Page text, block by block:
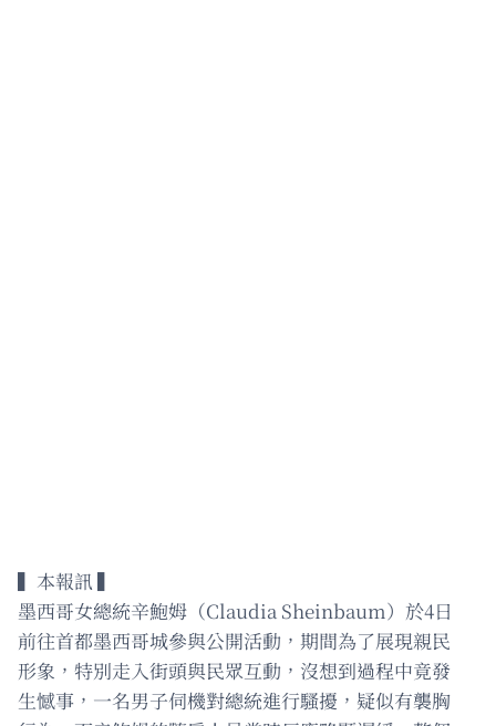
▍本報訊 ▍
墨西哥女總統辛鮑姆（Claudia Sheinbaum）於4日
前往首都墨西哥城參與公開活動，期間為了展現親民
形象，特別走入街頭與民眾互動，沒想到過程中竟發
生憾事，一名男子伺機對總統進行騷擾，疑似有襲胸